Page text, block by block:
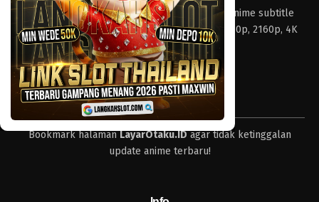
Layar Otaku – Tempat nonton dan download anime subtitle
Indonesia resolusi 240p, 360p, 480p, 720p, 1080p, 2160p, 4K
dan format lengkap.
Tips
Bookmark halaman LayarOtaku.ID agar tidak ketinggalan
update anime terbaru!